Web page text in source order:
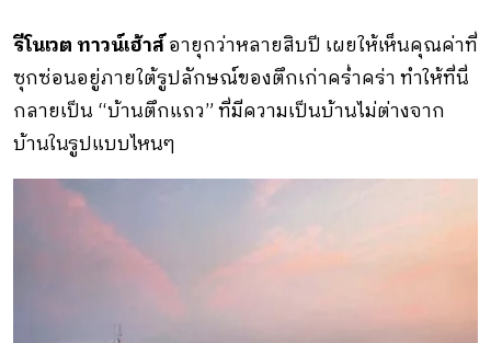
รีโนเวต ทาวน์เฮ้าส์อายุกว่าหลายสิบปี เผยให้เห็นคุณค่าที่
ซุกซ่อนอยู่ภายใต้รูปลักษณ์ของตึกเก่าคร่ำคร่า ทําให้ที่นี่
กลายเป็น “บ้านตึกแถว” ที่มีความเป็นบ้านไม่ต่างจาก
บ้านในรูปแบบไหนๆ